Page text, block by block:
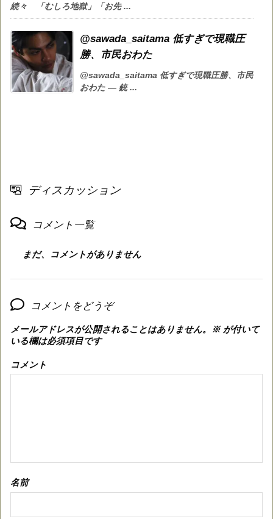
続々 「むしろ地獄」「お先 ...
@sawada_saitama 低すぎで現職圧
勝、市民おわた
@sawada_saitama 低すぎで現職圧勝、市民
おわた — 銃 ...
ディスカッション
コメント一覧
まだ、コメントがありません
コメントをどうぞ
メールアドレスが公開されることはありません。 ※が付いて
いる欄は必須項目です
コメント
名前